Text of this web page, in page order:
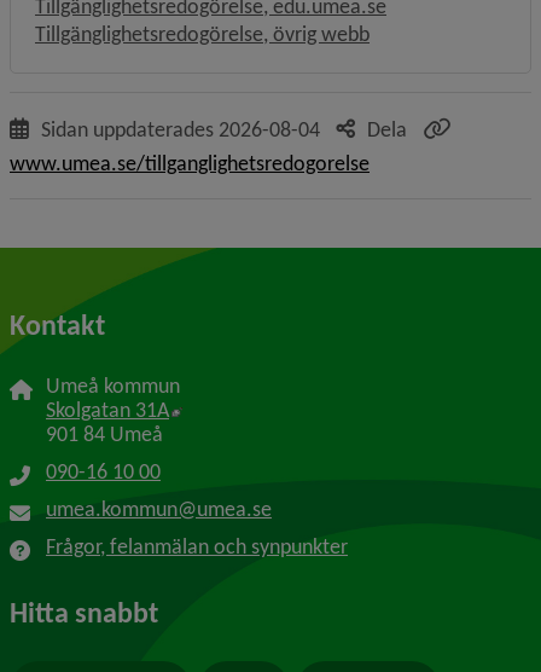
Tillgänglighetsredogörelse, edu.umea.se
Tillgänglighetsredogörelse, övrig webb
Sidan uppdaterades 2026-08-04
Dela
www.umea.se/tillganglighetsredogorelse
Kontakt
Umeå kommun
Skolgatan 31A Länk till annan webbplats, öppnas i nytt
901 84 Umeå
090-16 10 00
umea.kommun@umea.se
Frågor, felanmälan och synpunkter
Hitta snabbt